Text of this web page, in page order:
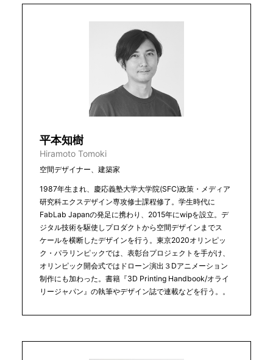
平本知樹
Hiramoto Tomoki
空間デザイナー、建築家
1987年生まれ、慶応義塾大学大学院(SFC)政策・メディア
研究科エクスデザイン専攻修士課程修了。学生時代に
FabLab Japanの発足に携わり、2015年にwipを設立。デ
ジタル技術を駆使しプロダクトから空間デザインまでス
ケールを横断したデザインを行う。東京2020オリンピッ
ク・パラリンピックでは、表彰台プロジェクトを手がけ、
オリンピック開会式ではドローン演出３Dアニメーション
制作にも加わった。書籍『3D Printing Handbook/オライ
リージャパン』の執筆やデザイン誌で連載などを行う。。